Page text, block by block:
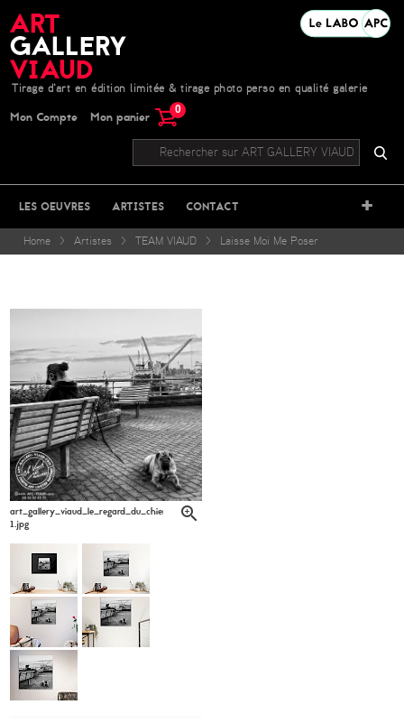
Tirage d'art en édition limitée & tirage photo perso en qualité galerie
Mon Compte Mon panier 0
LES OEUVRES ARTISTES CONTACT +
Home > Artistes > TEAM VIAUD > Laisse Moi Me Poser
art_gallery_viaud_le_regard_du_chien_l_ame_du_port_apc_viaud_6-
1.jpg